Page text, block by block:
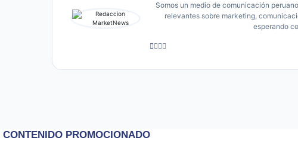
Somos un medio de comunicación
relevantes sobre marketing,
esperando